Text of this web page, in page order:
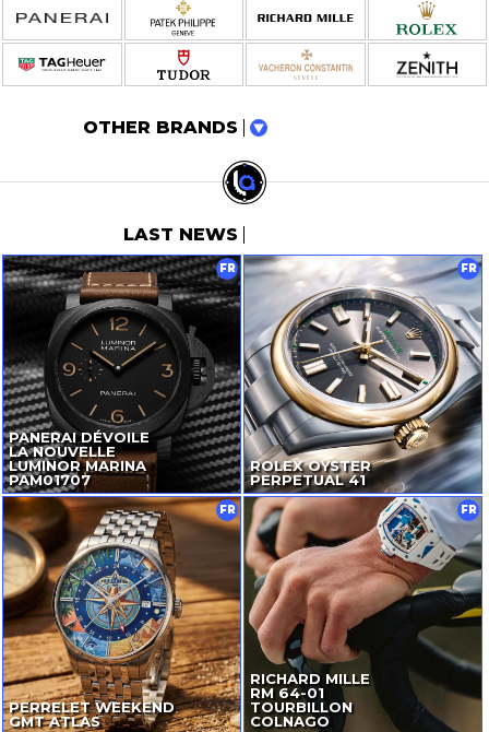
OTHER BRANDS
LAST NEWS
PANERAI DÉVOILE
LA NOUVELLE
LUMINOR MARINA
PAM01707
FR
ROLEX OYSTER
PERPETUAL 41
FR
PERRELET WEEKEND
GMT ATLAS
FR
RICHARD MILLE
RM 64-01
TOURBILLON
COLNAGO
FR